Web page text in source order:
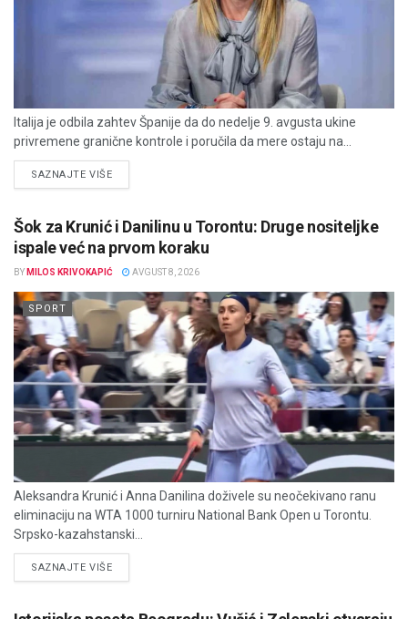
Italija je odbila zahtev Španije da do nedelje 9. avgusta ukine
privremene granične kontrole i poručila da mere ostaju na...
SAZNAJTE VIŠEDETAILS
Šok za Krunić i Danilinu u Torontu: Druge nositeljke
ispale već na prvom koraku
BY MILOS KRIVOKAPIĆ AVGUST 8, 2026
SPORT
Aleksandra Krunić i Anna Danilina doživele su neočekivano ranu
eliminaciju na WTA 1000 turniru National Bank Open u Torontu.
Srpsko-kazahstanski...
SAZNAJTE VIŠEDETAILS